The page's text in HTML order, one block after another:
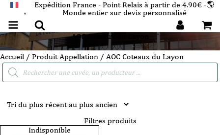
▼
Expédition France - Point Relais à partir de 4.90€ -🌎
Monde entier sur devis personnalisé
AOC Coteaux du Layon
Accueil / Produit Appellation / AOC Coteaux du Layon
Recherche
Filtres produits
Indisponible